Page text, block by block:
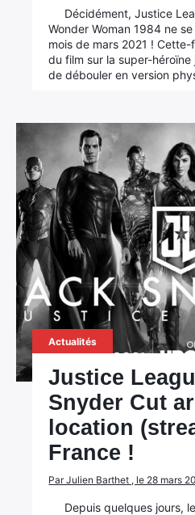
Décidément, Justice
Wonder Woman 1984 ne
mois de mars 2021 !
du film sur la super-
de débouler en version
Actualités
Justice
Snyder Cut
location
France !
Par Julien Barthet , le 28 mars
Depuis quelques jours,